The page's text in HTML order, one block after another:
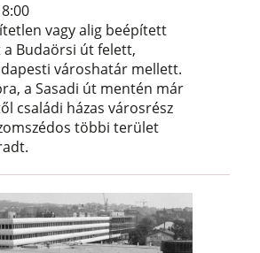
vagy alig beépített
Budaörsi út felett,
városhatár mellett.
a Sasadi út mentén már
családi házas városrész
többi terület